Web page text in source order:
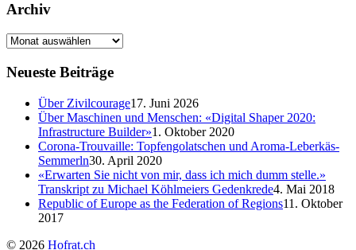
Archiv
Neueste Beiträge
Über Zivilcourage17. Juni 2026
Über Maschinen und Menschen: «Digital Shaper 2020:
Infrastructure Builder»1. Oktober 2020
Corona-Trouvaille: Topfengolatschen und Aroma-Leberkäs-
Semmerln30. April 2020
«Erwarten Sie nicht von mir, dass ich mich dumm stelle.»
Transkript zu Michael Köhlmeiers Gedenkrede4. Mai 2018
Republic of Europe as the Federation of Regions11. Oktober
2017
© 2026 Hofrat.ch